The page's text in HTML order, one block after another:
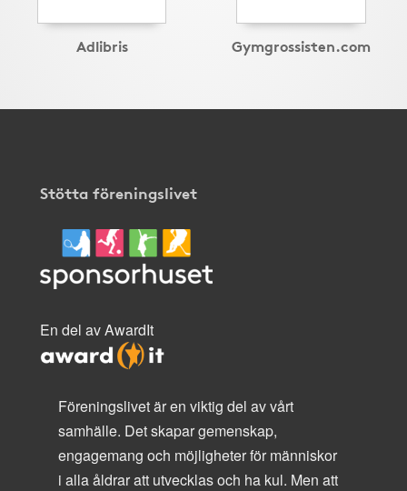
Adlibris Gymgrossisten.com
Stötta föreningslivet
En del av AwardIt
Föreningslivet är en viktig del av vårt
samhälle. Det skapar gemenskap,
engagemang och möjligheter för människor
i alla åldrar att utvecklas och ha kul. Men att